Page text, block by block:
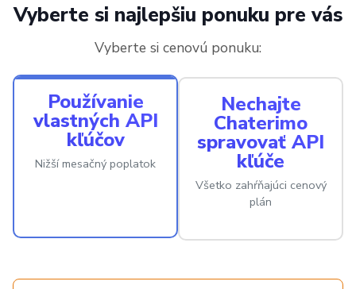
Vyberte si najlepšiu ponuku pre vás
Vyberte si cenovú ponuku:
Používanie
vlastných API
kľúčov
Nižší mesačný poplatok
Nechajte
Chaterimo
spravovať API
kľúče
Všetko zahŕňajúci cenový
plán